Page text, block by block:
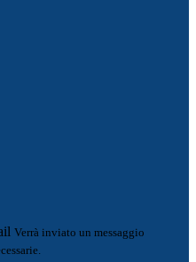
Verrà inviato un messaggio